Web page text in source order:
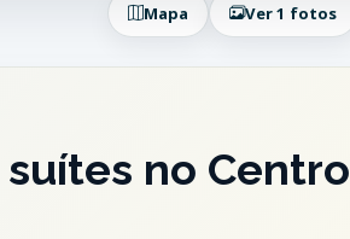
Mapa Ver 1 fotos
no Centro